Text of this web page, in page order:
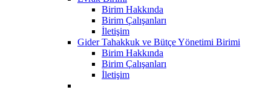
Birim Hakkında
Birim Çalışanları
İletişim
Gider Tahakkuk ve Bütçe Yönetimi Birimi
Birim Hakkında
Birim Çalışanları
İletişim